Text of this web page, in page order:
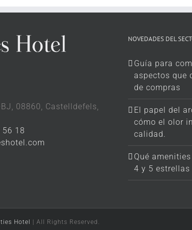
08860, Castelldefels,
56 18
NOVEDADES DEL
Guía para
aspectos que
de compras
El papel del
cómo el olor
calidad.
Qué
4 y 5 estrellas
Hotel | All Rights Reserved.